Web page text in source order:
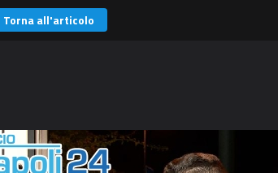
Torna all'articolo